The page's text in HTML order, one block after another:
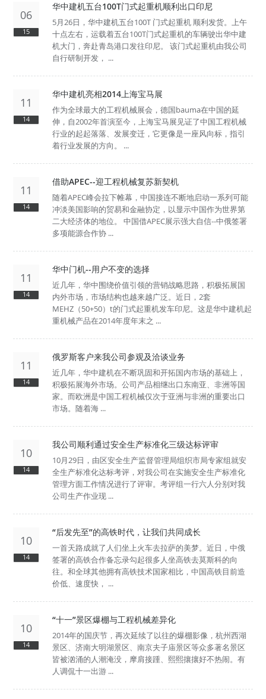
06
15
华中建机五台100T门式起重机顺利出口印尼
5月26日，华中建机五台100T 门式起重机 顺利发货。上午
十点左右，运载着五台100T门式起重机的车辆驶出华中建
机大门，奔赴青岛港口发往印尼。 该门式起重机由我公司
自行研制开发， ...
11
14
华中建机亮相2014上海宝马展
作为全球最大的工程机械展会，德国bauma在中国的延
伸，自2002年首演至今，上海宝马展见证了中国工程机械
行业的起起落落、发展变迁，它更像是一座风向标，指引
着行业发展的方向。 ...
11
14
借助APEC--迎工程机械复苏新契机
随着APEC峰会拉下帷幕，中国接连不断地启动一系列可能
冲淡美国影响的贸易和金融协定，以显示中国作为世界第
二大经济体的地位。 中国借APEC展示强大自信--中俄签署
多项能源合作协 ...
11
14
华中门机--用户不变的选择
近几年，华中围绕价值引领的营销战略思路，积极拓展国
内外市场，市场结构也越来越广泛。近日，2套
MEHZ（50+50）t的门式起重机发车印尼。这是华中建机起
重机械产品在2014年度年末之 ...
11
14
俄罗斯客户来我公司参观及洽谈业务
近几年，华中建机在不断巩固和开拓国内市场的基础上，
积极拓展海外市场。公司产品相继出口东南亚、非洲等国
家。而欧洲是中国工程机械仅次于亚洲与非洲的重要出口
市场。随着海 ...
10
14
我公司顺利通过安全生产标准化三级达标评审
10月29日，由区安全生产监督管理局组织市局专家组就安
全生产标准化达标考评，对我公司在实施安全生产标准化
管理方面工作情况进行了评审。考评组一行六人分别对我
公司生产作业现 ...
10
14
“后发先至”的高铁时代，让我们共同成长
一首天路成就了人们坐上火车去拉萨的美梦。近日，中俄
签署的高铁合作备忘录勾起很多人坐高铁去莫斯科的向
往。和全球其他拥有高铁技术国家相比，中国高铁目前造
价低、速度快， ...
10
14
“十一”景区爆棚与工程机械差异化
2014年的国庆节，再次延续了以往的爆棚影像，杭州西湖
景区、济南大明湖景区、南京夫子庙景区等众多著名景区
皆被汹涌的人潮淹没，摩肩接踵、熙熙攘攘好不热闹。有
人调侃十一出游 ...